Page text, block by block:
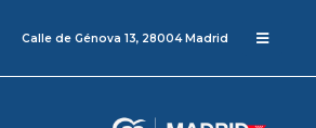
Calle de Génova 13, 28004 Madrid